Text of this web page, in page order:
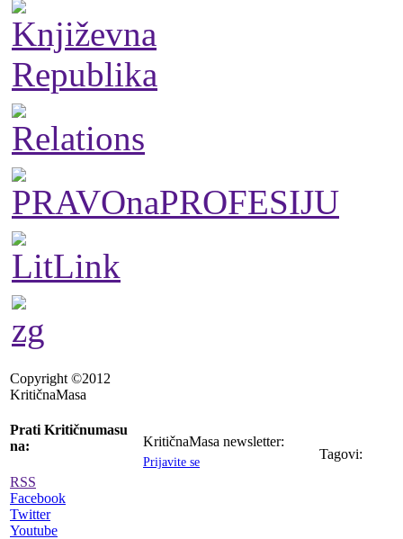
Copyright ©2012
KritičnaMasa
Prati Kritičnumasu
na:
RSS
Facebook
Twitter
Youtube
KritičnaMasa newsletter:
Prijavite se
Tagovi: